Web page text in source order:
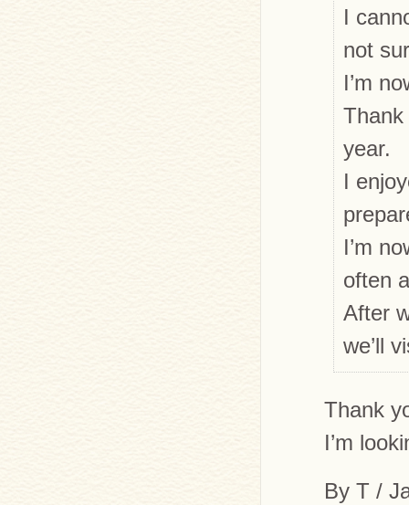
I
not
I’m
year.
I
I’m
often
After
we’ll
Thank
I’m
By T /